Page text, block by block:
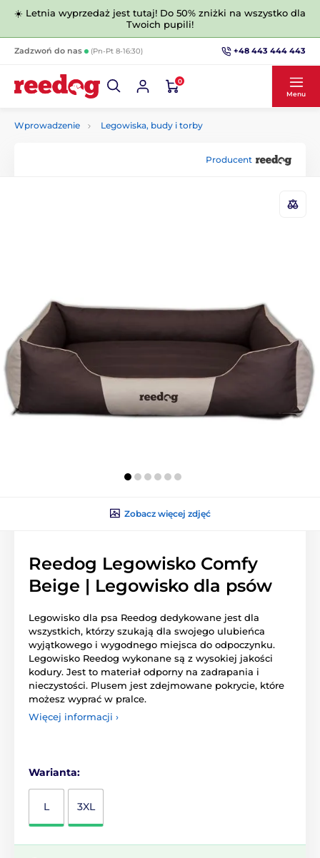
☀️ Letnia wyprzedaż jest tutaj! Do 50% zniżki na wszystko dla
Twoich pupili!
Zadzwoń do nas (Pn-Pt 8-16:30) +48 443 444 443
0
Menu
Wprowadzenie Legowiska, budy i torby
Producent
Zobacz więcej zdjęć
Reedog Legowisko Comfy
Beige | Legowisko dla psów
Legowisko dla psa Reedog dedykowane jest dla
wszystkich, którzy szukają dla swojego ulubieńca
wyjątkowego i wygodnego miejsca do odpoczynku.
Legowisko Reedog wykonane są z wysokiej jakości
kodury. Jest to materiał odporny na zadrapania i
nieczystości. Plusem jest zdejmowane pokrycie, które
możesz wyprać w pralce.
Więcej informacji ›
Warianta:
L 3XL